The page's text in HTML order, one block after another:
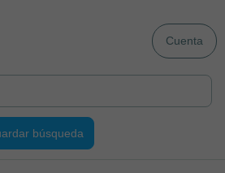
Cuenta
búsqueda